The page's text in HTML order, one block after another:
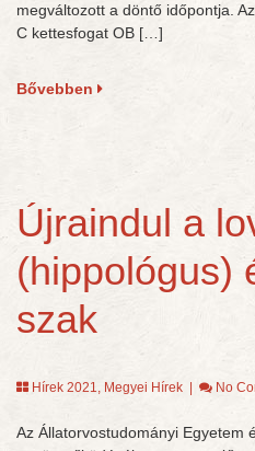
megváltozott a döntő időpontja.
C kettesfogat OB […]
Bővebben
Újraindul a
(hippológus)
szak
Hírek 2021, Megyei Hírek No
Az Állatorvostudományi Egyetem